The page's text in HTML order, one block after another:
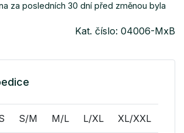
za posledních 30 dní před změnou byla
Kat. číslo: 04006-MxB
S/M M/L L/XL XL/XXL